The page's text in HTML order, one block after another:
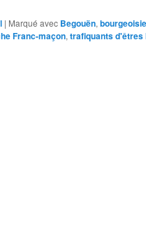
| Marqué avec Begouën, bourgeoisie
Franc-maçon, trafiquants d'êtres